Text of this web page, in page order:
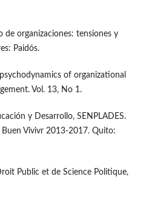
de organizaciones: tensiones y
Paidós.
of organizational
Vol. 13, No 1.
y Desarrollo, SENPLADES.
Vivivr 2013-2017. Quito:
Public et de Science Politique,